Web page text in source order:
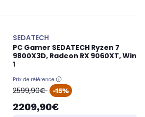
SEDATECH
PC Gamer SEDATECH Ryzen 7
9800X3D, Radeon RX 9060XT, Win
1
Prix de référence
oldPrice
2599,90€ -15%
2209,90€